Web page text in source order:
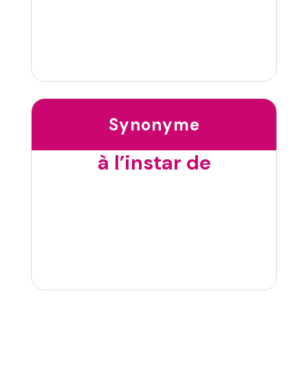
Synonyme
à l’instar de